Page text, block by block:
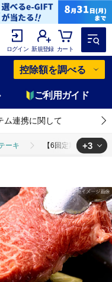
ログイン 新規登録 カート
控除額を調べる
ご利用ガイド
ム連携に関して
ーキ 【6回定期便】長崎
】長崎和牛ランプステーキ 約
肉) 【6回定期便】長崎和
+3